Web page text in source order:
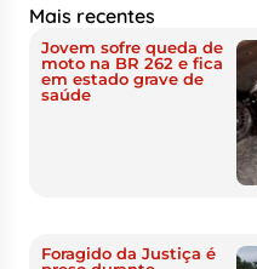
Mais recentes
Jovem sofre queda de
moto na BR 262 e fica
em estado grave de
saúde
Foragido da Justiça é